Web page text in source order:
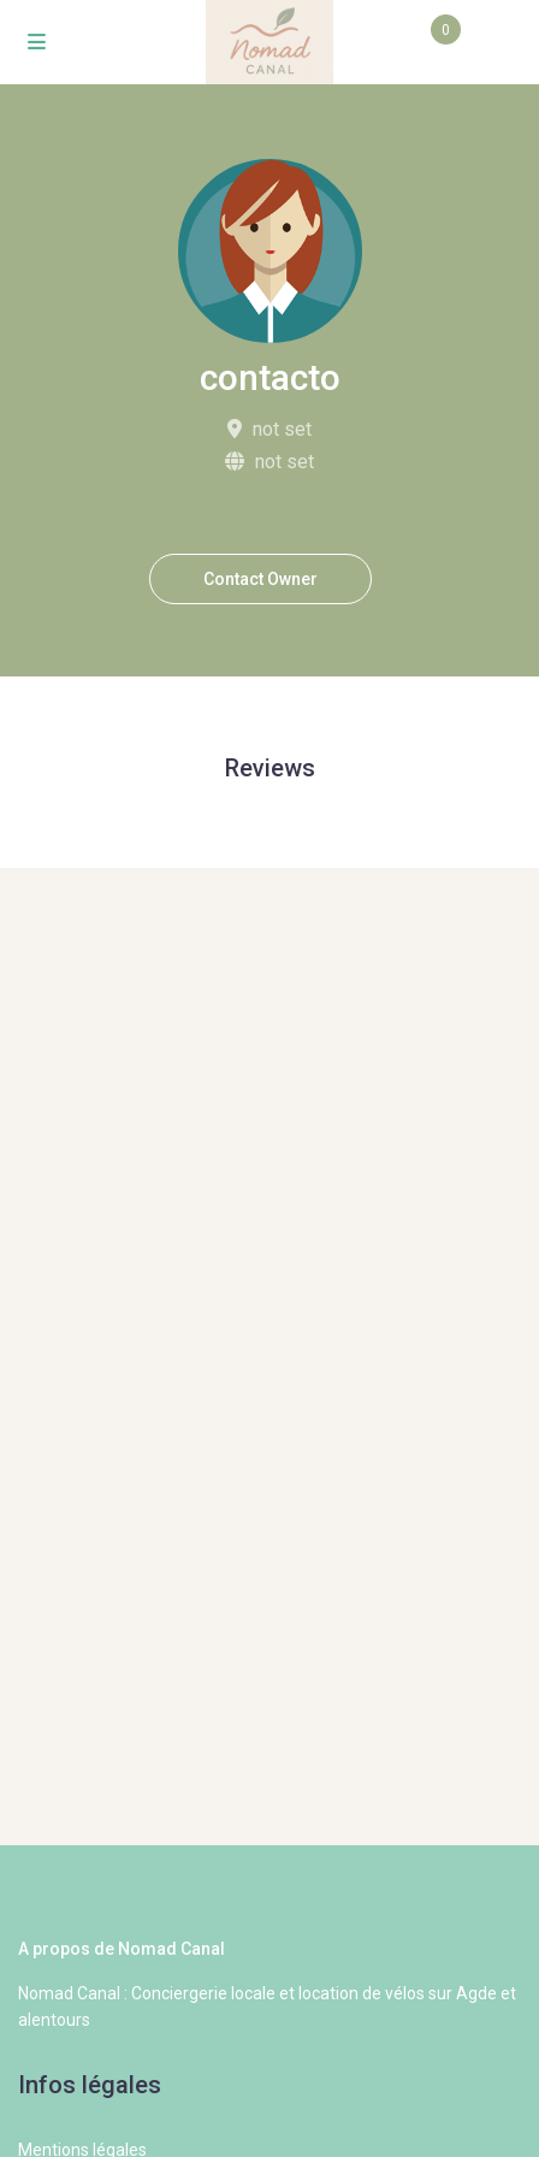
0
contacto
not set
not set
Contact Owner
Reviews
A propos de Nomad Canal
Nomad Canal : Conciergerie locale et location de vélos sur Agde et
alentours
Infos légales
Mentions légales